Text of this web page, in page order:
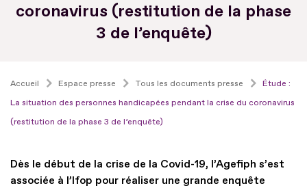
coronavirus (restitution de la phase
3 de l’enquête)
Accueil Espace presse Tous les documents presse
Étude :
La situation des personnes handicapées pendant la crise du coronavirus
(restitution de la phase 3 de l’enquête)
Dès le début de la crise de la Covid-19, l’Agefiph s’est
associée à l’Ifop pour réaliser une grande enquête